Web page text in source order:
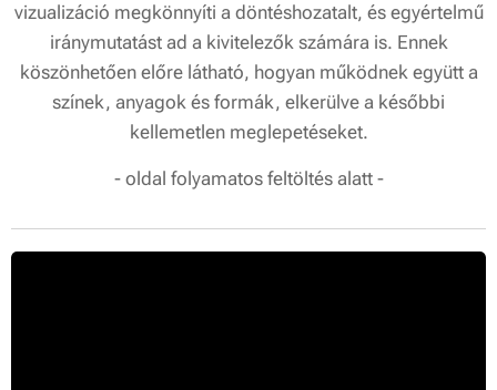
vizualizáció megkönnyíti a döntéshozatalt, és egyértelmű
iránymutatást ad a kivitelezők számára is. Ennek
köszönhetően előre látható, hogyan működnek együtt a
színek, anyagok és formák, elkerülve a későbbi
kellemetlen meglepetéseket.
- oldal folyamatos feltöltés alatt -